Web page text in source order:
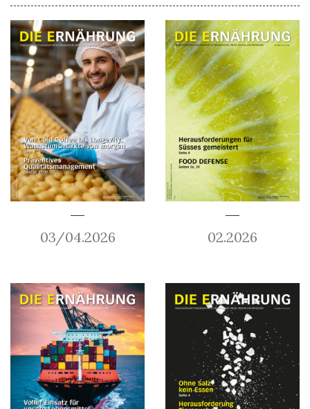
03/04.2026 02.2026